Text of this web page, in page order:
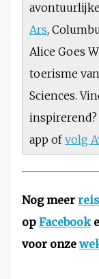
Ars,
Alice Goes
toerisme van
Sciences.
app ofvolg
Nog meer
op Facebook
voor onze